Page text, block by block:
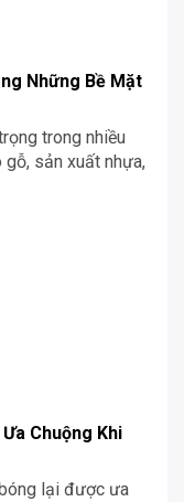
Những Bề Mặt
trong nhiều
sản xuất nhựa,
Chuộng Khi
lại được ưa